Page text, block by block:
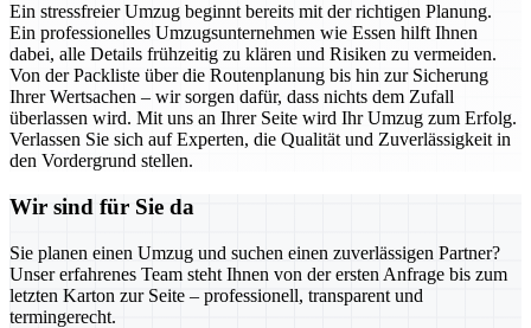
Ein stressfreier Umzug beginnt bereits mit der richtigen Planung.
Ein professionelles Umzugsunternehmen wie Essen hilft Ihnen
dabei, alle Details frühzeitig zu klären und Risiken zu vermeiden.
Von der Packliste über die Routenplanung bis hin zur Sicherung
Ihrer Wertsachen – wir sorgen dafür, dass nichts dem Zufall
überlassen wird. Mit uns an Ihrer Seite wird Ihr Umzug zum Erfolg.
Verlassen Sie sich auf Experten, die Qualität und Zuverlässigkeit in
den Vordergrund stellen.
Wir sind für Sie da
Sie planen einen Umzug und suchen einen zuverlässigen Partner?
Unser erfahrenes Team steht Ihnen von der ersten Anfrage bis zum
letzten Karton zur Seite – professionell, transparent und
termingerecht.